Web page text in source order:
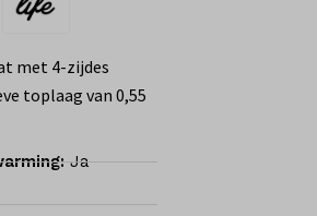
met 4-zijdes
toplaag van 0,55
Ja